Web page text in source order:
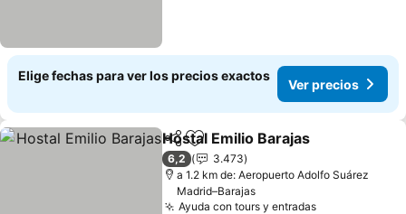
Elige fechas para ver los precios exactos
Ver precios
CompartirAgregar a favoritos
Hostal Emilio Barajas
6,2
3.473
a 1.2 km de: Aeropuerto Adolfo Suárez
Madrid–Barajas
Ayuda con tours y entradas